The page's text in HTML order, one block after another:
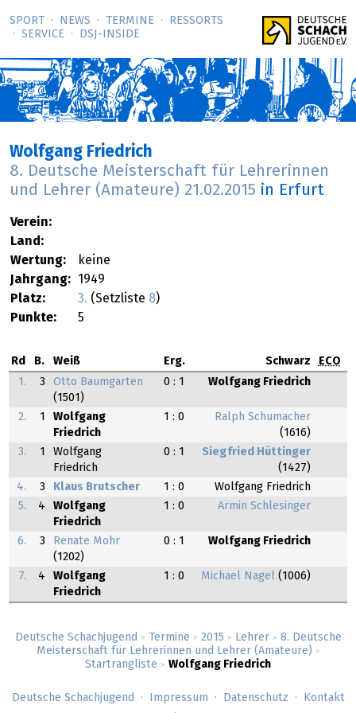
SPORT NEWS TERMINE
RESSORTS
SERVICE
DSJ-­INSIDE
Deutsche Schachjugend > Termine > 2015 > Lehrer > 8. Deutsche
Meisterschaft für Lehrerinnen und Lehrer (Amateure) >
Startrangliste > Wolfgang Friedrich
Wolfgang Friedrich
8. Deutsche Meisterschaft für Lehrerinnen
und Lehrer (Amateure) 21.02.2015 in Erfurt
Verein:
Land:
Wertung:
keine
Jahrgang:
1949
Platz:
3. (Setzliste 8)
Punkte:
5
Rd B. Weiß Erg. Schwarz
ECO
1.
3
Otto Baumgarten
(1501)
0 : 1 Wolfgang Friedrich
2. 1
Wolfgang
Friedrich
1 : 0
Ralph Schumacher
(1616)
3.
1
Wolfgang
Friedrich
0 : 1
Siegfried Hüttinger
(1427)
4.
3 Klaus Brutscher 1 : 0
Wolfgang Friedrich
5.
4
Wolfgang
Friedrich
1 : 0 Armin Schlesinger
6. 3
Renate Mohr
(1202)
0 : 1 Wolfgang Friedrich
7. 4
Wolfgang
Friedrich
1 : 0 Michael Nagel (1006)
Deutsche Schachjugend Impressum Datenschutz Kontakt